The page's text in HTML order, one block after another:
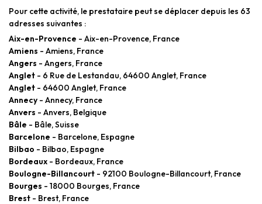
Pour cette activité, le prestataire peut se déplacer depuis les 63
adresses suivantes :
Aix-en-Provence - Aix-en-Provence, France
Amiens - Amiens, France
Angers - Angers, France
Anglet - 6 Rue de Lestandau, 64600 Anglet, France
Anglet - 64600 Anglet, France
Annecy - Annecy, France
Anvers - Anvers, Belgique
Bâle - Bâle, Suisse
Barcelone - Barcelone, Espagne
Bilbao - Bilbao, Espagne
Bordeaux - Bordeaux, France
Boulogne-Billancourt - 92100 Boulogne-Billancourt, France
Bourges - 18000 Bourges, France
Brest - Brest, France